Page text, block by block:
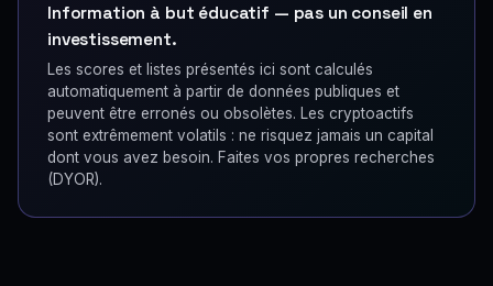
Information à but éducatif — pas un conseil en
investissement.
Les scores et listes présentés ici sont calculés
automatiquement à partir de données publiques et
peuvent être erronés ou obsolètes. Les cryptoactifs
sont extrêmement volatils : ne risquez jamais un capital
dont vous avez besoin. Faites vos propres recherches
(DYOR).